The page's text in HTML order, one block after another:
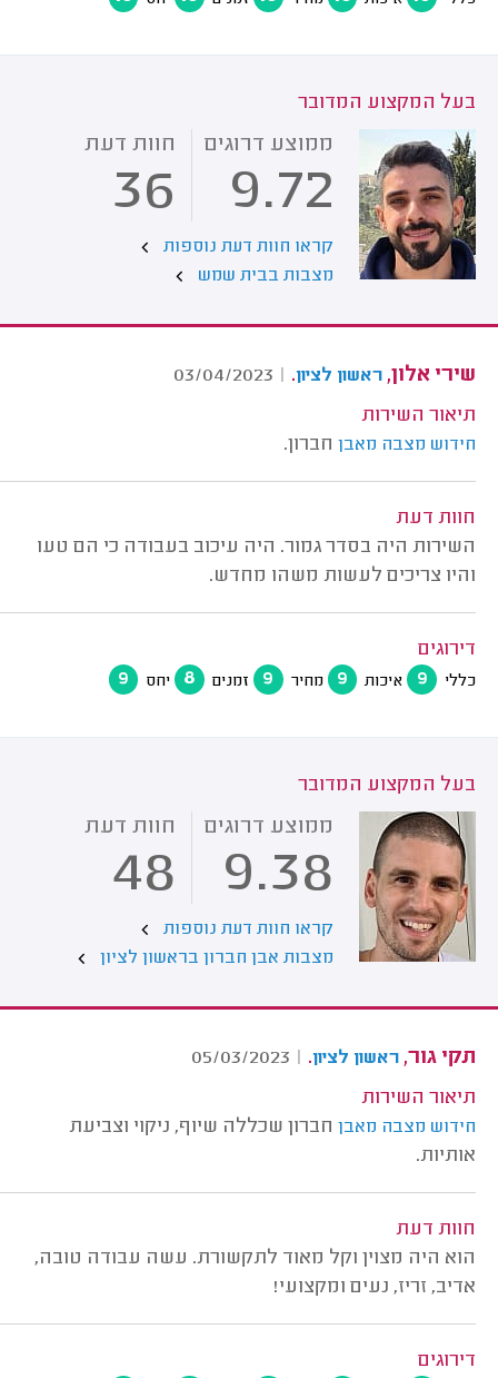
בעל המקצוע המדובר
ממוצע דרוגים
9.72
חוות דעת
36
קראו חוות דעת נוספות
מצבות בבית שמש
שירי אלון, ראשון לציון.
|
03/04/2023
תיאור השירות
חידוש מצבה מאבן חברון.
חוות דעת
השירות היה בסדר גמור. היה עיכוב בעבודה כי הם טעו
והיו צריכים לעשות משהו מחדש.
דירוגים
כללי 9 איכות 9 מחיר 9 זמנים 8 יחס 9
בעל המקצוע המדובר
ממוצע דרוגים
9.38
חוות דעת
48
קראו חוות דעת נוספות
מצבות אבן חברון בראשון לציון
תקי גור, ראשון לציון.
|
05/03/2023
תיאור השירות
חידוש מצבה מאבן חברון שכללה שיוף, ניקוי וצביעת
אותיות.
חוות דעת
הוא היה מצוין וקל מאוד לתקשורת. עשה עבודה טובה,
אדיב, זריז, נעים ומקצועי!
דירוגים